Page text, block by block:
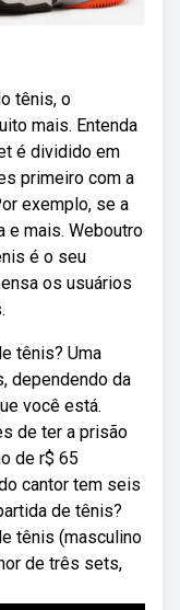
tênis, o
mais. Entenda
é dividido em
primeiro com a
exemplo, se a
e mais. Weboutro
é o seu
os usuários
tênis? Uma
dependendo da
você está.
de ter a prisão
de r$ 65
cantor tem seis
de tênis?
tênis (masculino
de três sets,